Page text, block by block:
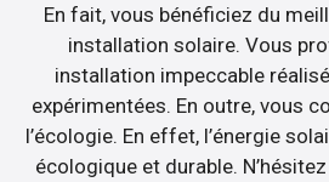
En fait, vous bénéficiez du
installation solaire. Vous
installation impeccable
expérimentées. En outre, vous
l’écologie. En effet, l’énergie
écologique et durable.